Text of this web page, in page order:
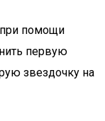
помощи
первую
звездочку на